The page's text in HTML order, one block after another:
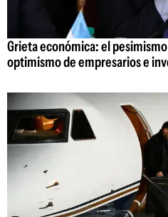
Grieta económica: el
optimismo de empresarios e